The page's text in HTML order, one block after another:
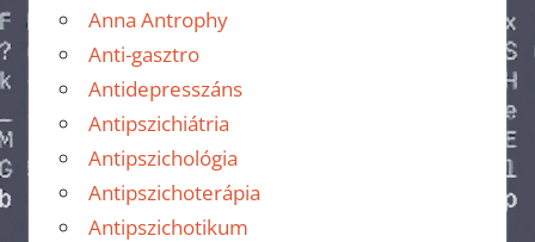
Anna Antrophy
Anti-gasztro
Antidepresszáns
Antipszichiátria
Antipszichológia
Antipszichoterápia
Antipszichotikum